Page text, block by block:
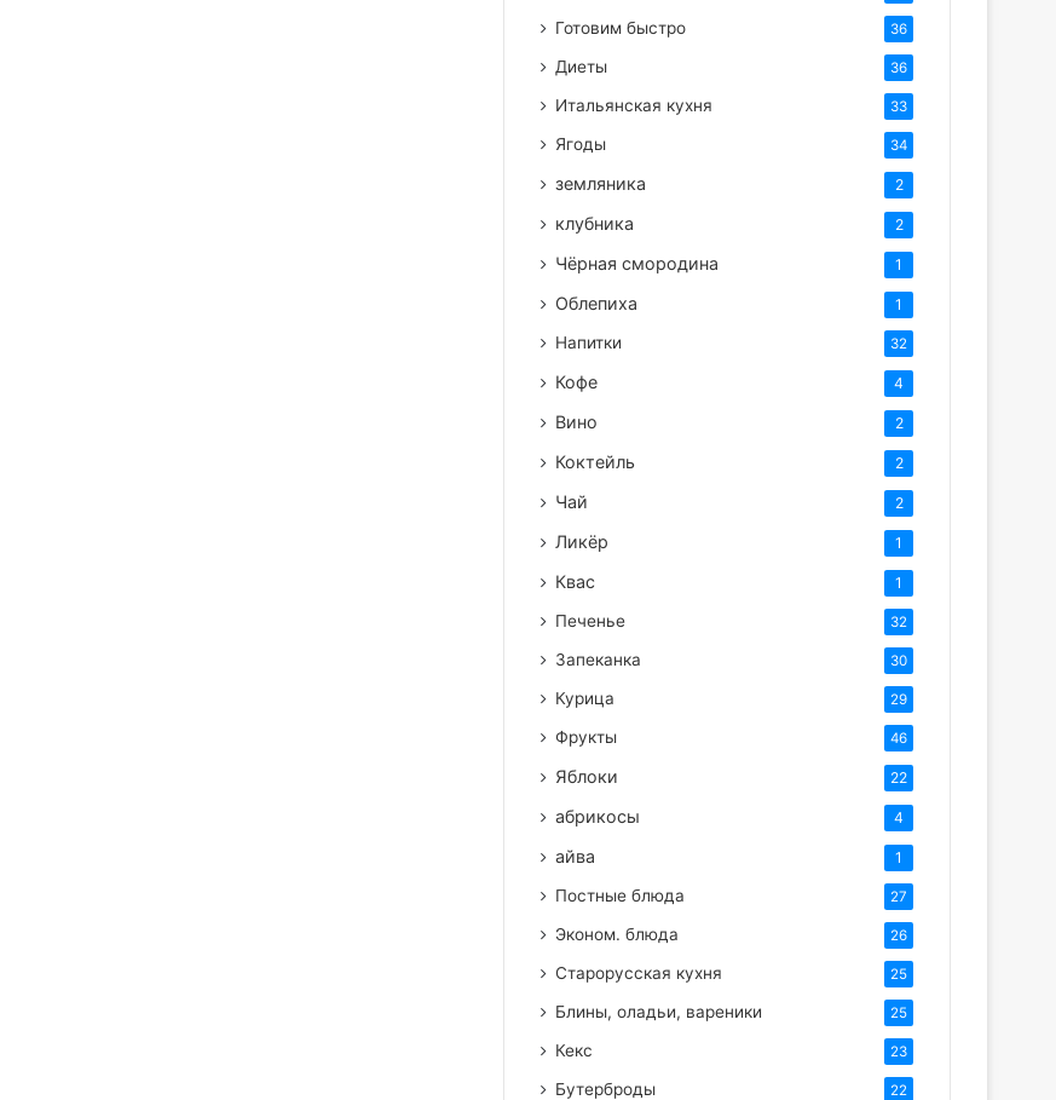
Готовим быстро 36
Диеты 36
Итальянская кухня 33
Ягоды 34
земляника 2
клубника 2
Чёрная смородина 1
Облепиха 1
Напитки 32
Кофе 4
Вино 2
Коктейль 2
Чай 2
Ликёр 1
Квас 1
Печенье 32
Запеканка 30
Курица 29
Фрукты 46
Яблоки 22
абрикосы 4
айва 1
Постные блюда 27
Эконом. блюда 26
Старорусская кухня 25
Блины, оладьи, вареники 25
Кекс 23
Бутерброды 22